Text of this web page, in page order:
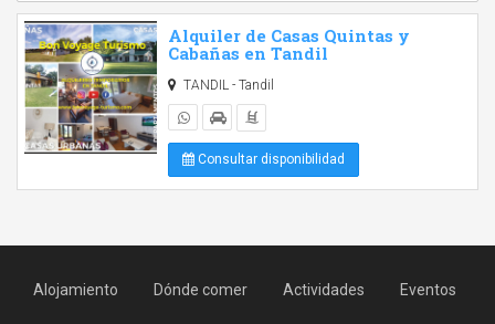
Alquiler de Casas Quintas y
Cabañas en Tandil
TANDIL - Tandil
Consultar disponibilidad
Alojamiento Dónde comer Actividades Eventos